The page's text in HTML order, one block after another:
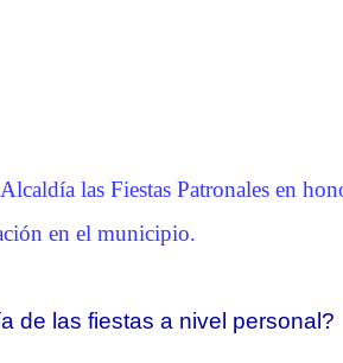
las Fiestas Patronales en
en el municipio.
de las fiestas a nivel personal?